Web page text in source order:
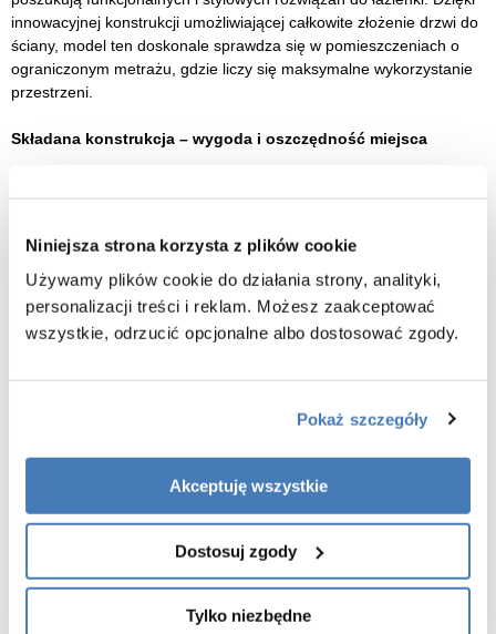
Niniejsza strona korzysta z plików cookie
Używamy plików cookie do działania strony, analityki,
personalizacji treści i reklam. Możesz zaakceptować
wszystkie, odrzucić opcjonalne albo dostosować zgody.
Pokaż szczegóły
Akceptuję wszystkie
Dostosuj zgody
Tylko niezbędne
innowacyjnej konstrukcji umożliwiającej całkowite złożenie drzwi do
ściany, model ten doskonale sprawdza się w pomieszczeniach o
ograniczonym metrażu, gdzie liczy się maksymalne wykorzystanie
przestrzeni.
Składana konstrukcja – wygoda i oszczędność miejsca
komfortowy dostęp do strefy prysznicowej, szczególnie w
mniejszych wnętrzach, łazienkach gościnnych lub przystosowanych
dla osób starszych i z ograniczoną mobilnością.
Czarny mat – nowoczesne wykończenie i ponadczasowy styl
które nadają kabinie charakterystyczny, elegancki wygląd. Matowa
aranżacjach łazienkowych – idealnie komponuje się z bielą,
szarością, drewnem, betonem czy szkłem. Profile są odporne na
wilgoć, korozję oraz uszkodzenia mechaniczne, co zapewnia
Hartowane szkło mrożone 6 mm z powłoką Easy Clean – styl,